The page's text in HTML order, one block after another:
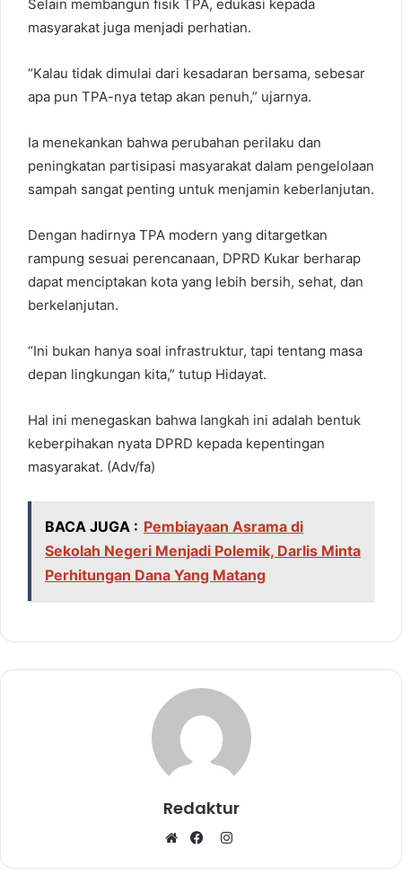
Selain membangun fisik TPA, edukasi kepada
masyarakat juga menjadi perhatian.
“Kalau tidak dimulai dari kesadaran bersama, sebesar
apa pun TPA-nya tetap akan penuh,” ujarnya.
Ia menekankan bahwa perubahan perilaku dan
peningkatan partisipasi masyarakat dalam pengelolaan
sampah sangat penting untuk menjamin keberlanjutan.
Dengan hadirnya TPA modern yang ditargetkan
rampung sesuai perencanaan, DPRD Kukar berharap
dapat menciptakan kota yang lebih bersih, sehat, dan
berkelanjutan.
“Ini bukan hanya soal infrastruktur, tapi tentang masa
depan lingkungan kita,” tutup Hidayat.
Hal ini menegaskan bahwa langkah ini adalah bentuk
keberpihakan nyata DPRD kepada kepentingan
masyarakat. (Adv/fa)
BACA JUGA : Pembiayaan Asrama di
Sekolah Negeri Menjadi Polemik, Darlis Minta
Perhitungan Dana Yang Matang
Redaktur
I